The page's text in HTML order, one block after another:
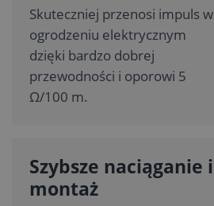
Skuteczniej przenosi impuls w
ogrodzeniu elektrycznym
dzięki bardzo dobrej
przewodności i oporowi 5
Ω/100 m.
Szybsze naciąganie i
montaż